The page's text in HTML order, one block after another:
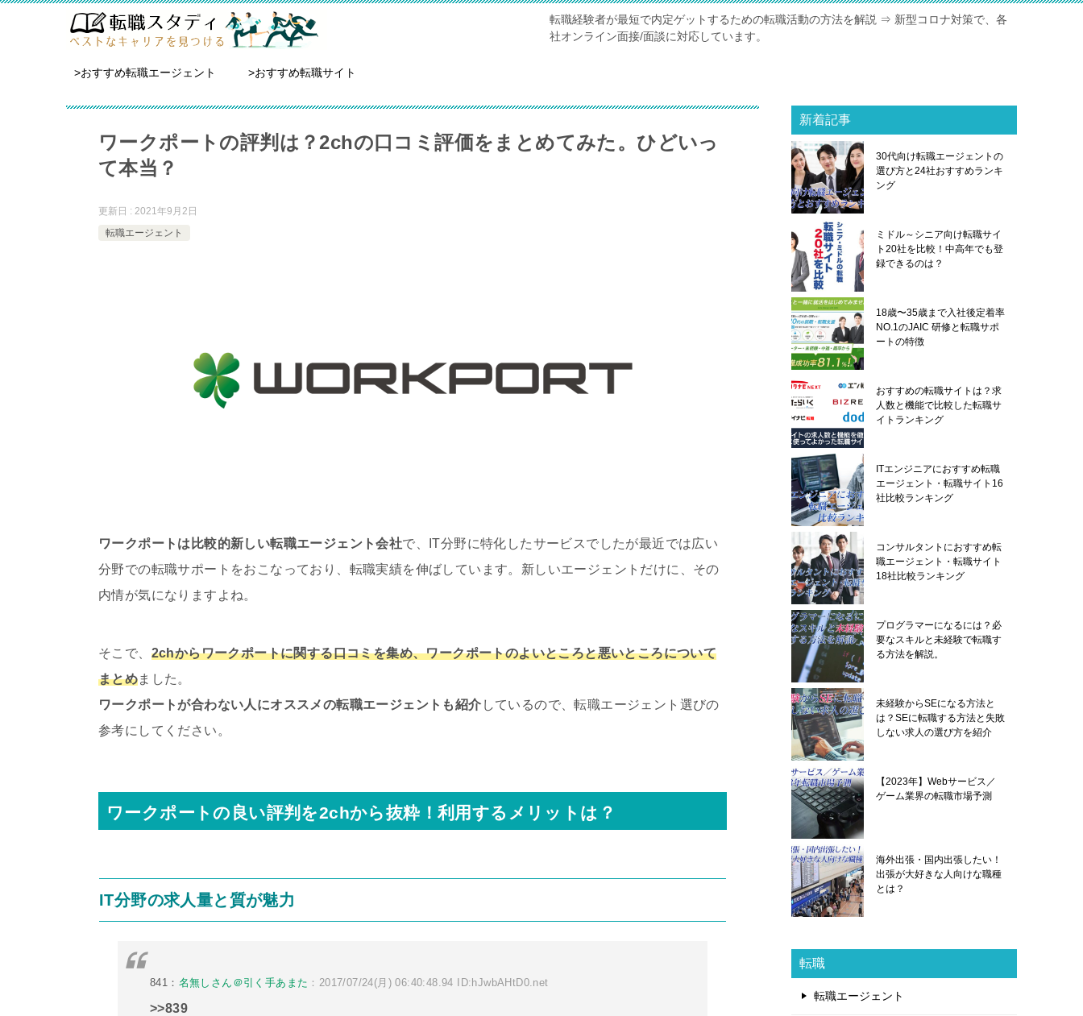
転職経験者が最短で内定ゲットするための転職活動の方法を解説 ⇒ 新型コロナ対策で、各
社オンライン面接/面談に対応しています。
>おすすめ転職エージェント >おすすめ転職サイト
ワークポートの評判は？2chの口コミ評価をまとめてみた。ひどいっ
て本当？
更新日 : 2021年9月2日
転職エージェント
ワークポートは比較的新しい転職エージェント会社で、IT分野に特化したサービスでしたが最近では広い
分野での転職サポートをおこなっており、転職実績を伸ばしています。新しいエージェントだけに、その
内情が気になりますよね。
そこで、 2chからワークポートに関する口コミを集め、ワークポートのよいところと悪いところについて
まとめました。
ワークポートが合わない人にオススメの転職エージェントも紹介 しているので、転職エージェント選びの
参考にしてください。
ワークポートの良い評判を2chから抜粋！利用するメリットは？
IT分野の求人量と質が魅力
841： 名無しさん＠引く手あまた ：2017/07/24(月) 06:40:48.94 ID:hJwbAHtD0.net
>>839
新着記事
30代向け転職エージェントの
選び方と24社おすすめランキ
ング
ミドル～シニア向け転職サイ
ト20社を比較！中高年でも登
録できるのは？
18歳〜35歳まで入社後定着率
NO.1のJAIC 研修と転職サポ
ートの特徴
おすすめの転職サイトは？求
人数と機能で比較した転職サ
イトランキング
ITエンジニアにおすすめ転職
エージェント・転職サイト16
社比較ランキング
コンサルタントにおすすめ転
職エージェント・転職サイト
18社比較ランキング
プログラマーになるには？必
要なスキルと未経験で転職す
る方法を解説。
未経験からSEになる方法と
は？SEに転職する方法と失敗
しない求人の選び方を紹介
【2023年】Webサービス／
ゲーム業界の転職市場予測
海外出張・国内出張したい！
出張が大好きな人向けな職種
とは？
転職
転職エージェント